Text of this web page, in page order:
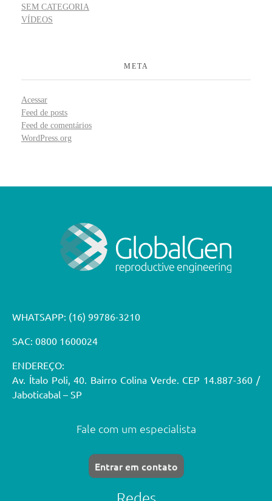
SEM CATEGORIA
VÍDEOS
META
Acessar
Feed de posts
Feed de comentários
WordPress.org
WHATSAPP: (16) 99786-3210
SAC: 0800 1600024
ENDEREÇO:
Av. Ítalo Poli, 40. Bairro Colina Verde. CEP 14.887-360 /
Jaboticabal – SP
Fale com um especialista
Entrar em contato
Redes